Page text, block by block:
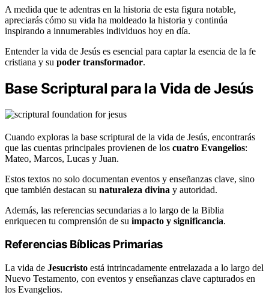
A medida que te adentras en la historia de esta figura notable,
apreciarás cómo su vida ha moldeado la historia y continúa
inspirando a innumerables individuos hoy en día.
Entender la vida de Jesús es esencial para captar la esencia de la fe
cristiana y su poder transformador.
Base Scriptural para la Vida de Jesús
Cuando exploras la base scriptural de la vida de Jesús, encontrarás
que las cuentas principales provienen de los cuatro Evangelios:
Mateo, Marcos, Lucas y Juan.
Estos textos no solo documentan eventos y enseñanzas clave, sino
que también destacan su naturaleza divina y autoridad.
Además, las referencias secundarias a lo largo de la Biblia
enriquecen tu comprensión de su impacto y significancia.
Referencias Bíblicas Primarias
La vida de Jesucristo está intrincadamente entrelazada a lo largo del
Nuevo Testamento, con eventos y enseñanzas clave capturados en
los Evangelios.